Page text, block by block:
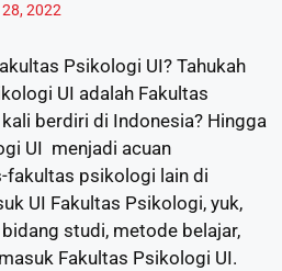
2022
Psikologi UI? Tahukah
UI adalah Fakultas
berdiri di Indonesia? Hingga
UI menjadi acuan
fakultas psikologi lain di
UI Fakultas Psikologi, yuk,
studi, metode belajar,
Fakultas Psikologi UI.